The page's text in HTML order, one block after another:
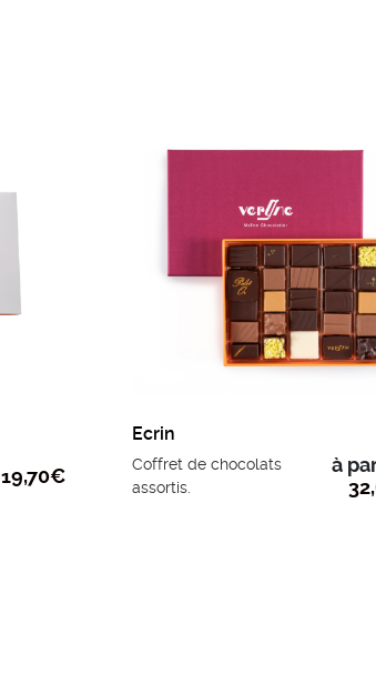
19,70€
Ecrin
Coffret de chocolats
assortis.
à